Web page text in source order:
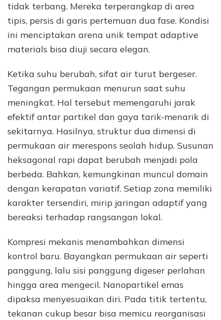
tidak terbang. Mereka terperangkap di area
tipis, persis di garis pertemuan dua fase. Kondisi
ini menciptakan arena unik tempat adaptive
materials bisa diuji secara elegan.
Ketika suhu berubah, sifat air turut bergeser.
Tegangan permukaan menurun saat suhu
meningkat. Hal tersebut memengaruhi jarak
efektif antar partikel dan gaya tarik-menarik di
sekitarnya. Hasilnya, struktur dua dimensi di
permukaan air merespons seolah hidup. Susunan
heksagonal rapi dapat berubah menjadi pola
berbeda. Bahkan, kemungkinan muncul domain
dengan kerapatan variatif. Setiap zona memiliki
karakter tersendiri, mirip jaringan adaptif yang
bereaksi terhadap rangsangan lokal.
Kompresi mekanis menambahkan dimensi
kontrol baru. Bayangkan permukaan air seperti
panggung, lalu sisi panggung digeser perlahan
hingga area mengecil. Nanopartikel emas
dipaksa menyesuaikan diri. Pada titik tertentu,
tekanan cukup besar bisa memicu reorganisasi